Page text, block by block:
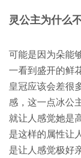
灵公主为什么
可能是因为朵能
一看到盛开的鲜
皇冠应该会差很
感，这一点冰公
就让人感觉她是
是这样的属性让
是让人感觉极好